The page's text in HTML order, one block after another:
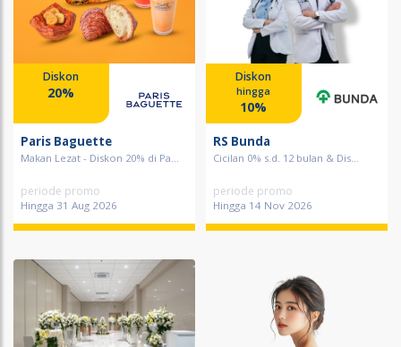
Diskon
20%
Paris Baguette
Makan Lezat - Diskon 20% di Pa...
periode promo
Hingga 31 Aug 2026
Diskon
hingga
10%
RS Bunda
Cicilan 0% s.d. 12 bulan & Dis...
periode promo
Hingga 14 Nov 2026